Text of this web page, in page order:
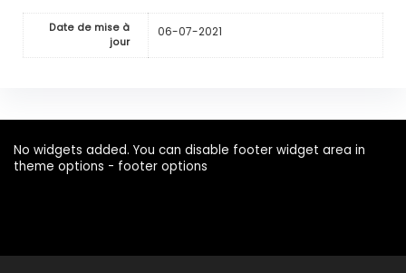
Date de mise à
jour
06-07-2021
No widgets added. You can disable footer widget area in
theme options - footer options